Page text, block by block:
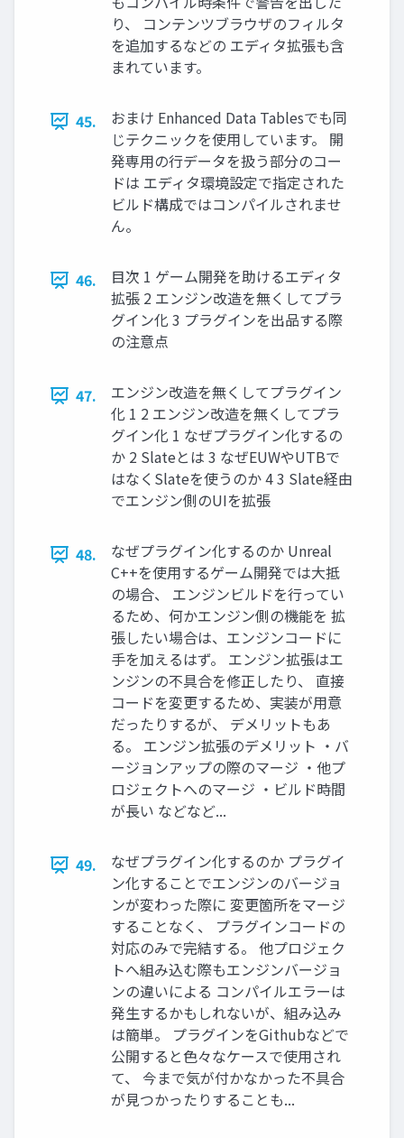
り、 コンテンツブラウザのフィルタ
を追加するなどの エディタ拡張も含
まれています。
45.
おまけ Enhanced Data Tablesでも同
じテクニックを使用しています。 開
発専用の行データを扱う部分のコー
ドは エディタ環境設定で指定された
ビルド構成ではコンパイルされませ
ん。
46.
目次 1 ゲーム開発を助けるエディタ
拡張 2 エンジン改造を無くしてプラ
グイン化 3 プラグインを出品する際
の注意点
47.
エンジン改造を無くしてプラグイン
化 1 2 エンジン改造を無くしてプラ
グイン化 1 なぜプラグイン化するの
か 2 Slateとは 3 なぜEUWやUTBで
はなくSlateを使うのか 4 3 Slate経由
でエンジン側のUIを拡張
48.
なぜプラグイン化するのか Unreal
C++を使用するゲーム開発では大抵
の場合、 エンジンビルドを行ってい
るため、何かエンジン側の機能を 拡
張したい場合は、エンジンコードに
手を加えるはず。 エンジン拡張はエ
ンジンの不具合を修正したり、 直接
コードを変更するため、実装が用意
だったりするが、 デメリットもあ
る。 エンジン拡張のデメリット ・バ
ージョンアップの際のマージ ・他プ
ロジェクトへのマージ ・ビルド時間
が長い などなど...
49.
なぜプラグイン化するのか プラグイ
ン化することでエンジンのバージョ
ンが変わった際に 変更箇所をマージ
することなく、 プラグインコードの
対応のみで完結する。 他プロジェク
トへ組み込む際もエンジンバージョ
ンの違いによる コンパイルエラーは
発生するかもしれないが、組み込み
は簡単。 プラグインをGithubなどで
公開すると色々なケースで使用され
て、 今まで気が付かなかった不具合
が見つかったりすることも...